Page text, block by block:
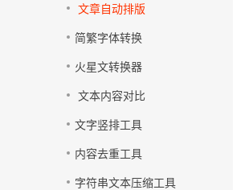
文章自动排版
简繁字体转换
火星文转换器
文本内容对比
文字竖排工具
内容去重工具
字符串文本压缩工具